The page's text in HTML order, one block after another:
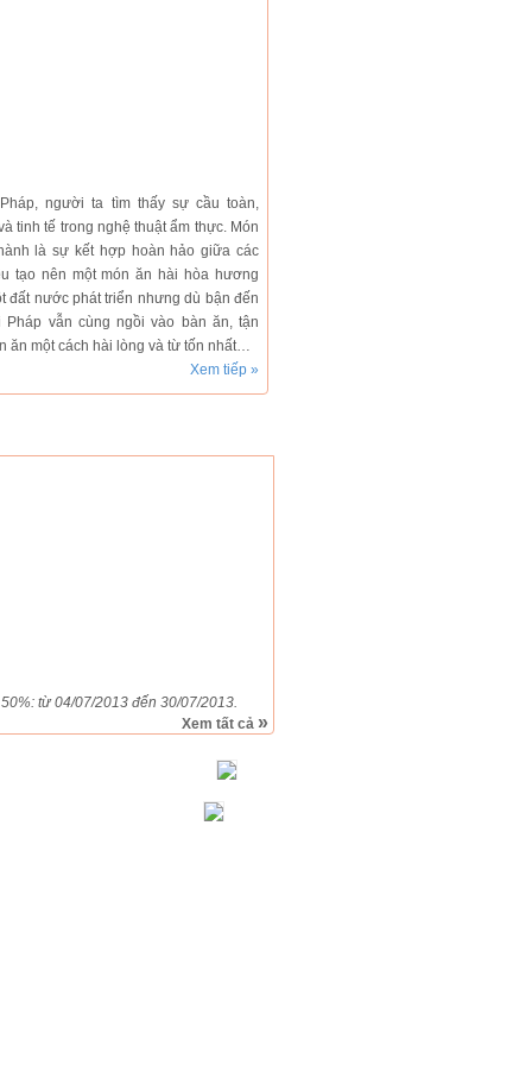
THỊT CƯỜI (LAI LAI)（Hồ Chí
Ngày nay, ẩm thực Nhật cũng
không còn xa lạ với người Việt
Nam.Tuy nhiên, để chế biến
một món ăn theo đúng truyền
thống Nhật mà vẫn phải hợp
khẩu vị của người Việt Nam là
đơn...
Nhà hàng DRAGON STEAK
người ta tìm thấy sự cầu toàn,
tinh tế trong nghệ thuật ẩm thực. Món
là sự kết hợp hoàn hảo giữa các
tạo nên một món ăn hài hòa hương
đất nước phát triển nhưng dù bận đến
Pháp vẫn cùng ngồi vào bàn ăn, tận
ăn một cách hài lòng và từ tốn nhất…
Xem tiếp »
từ 04/07/2013 đến 30/07/2013.
Xem tất cả »